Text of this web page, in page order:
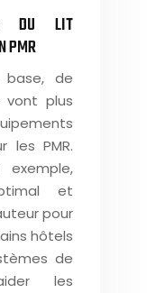
: DU LIT
PMR
de
vont plus
les PMR.
et
pour
hôtels
de
les